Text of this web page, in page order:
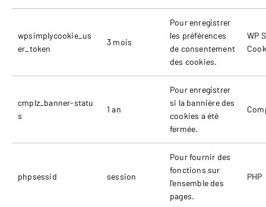
wpsimplycookie_us
er_token
3 mois
Pour enregistrer
les préférences
de consentement
des cookies.
WP
cmplz_banner-statu
s
1 an
Pour enregistrer
si la bannière des
cookies a été
fermée.
phpsessid session
Pour fournir des
fonctions sur
l'ensemble des
pages.
PHP